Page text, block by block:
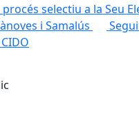
selectiu a la Seu
i Samalús